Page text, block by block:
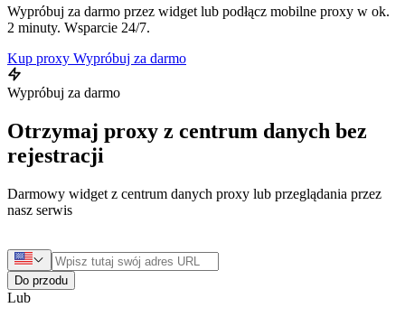
Wypróbuj za darmo przez widget lub podłącz mobilne proxy w ok.
2 minuty. Wsparcie 24/7.
Kup proxy Wypróbuj za darmo
Wypróbuj za darmo
Otrzymaj proxy z centrum danych bez
rejestracji
Darmowy widget z centrum danych proxy lub przeglądania przez
nasz serwis
Do przodu
Lub